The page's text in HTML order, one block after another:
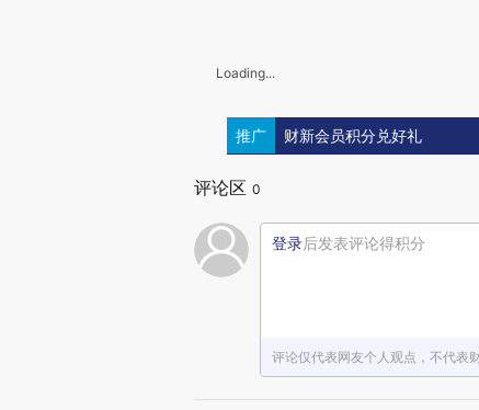
Loading...
推广 财新会员积分兑好礼
评论区 0
登录后发表评论得积分
评论仅代表网友个人观点，不代表